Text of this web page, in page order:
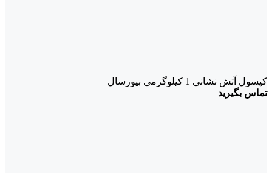
کپسول آتش نشانی 1 کیلوگرمی بیورسال
تماس بگیرید